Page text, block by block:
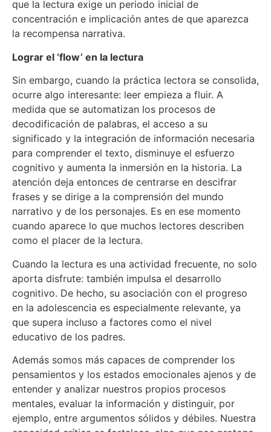
que la lectura exige un periodo inicial de
concentración e implicación antes de que aparezca
la recompensa narrativa.
Lograr el ‘flow’ en la lectura
Sin embargo, cuando la práctica lectora se consolida,
ocurre algo interesante: leer empieza a fluir. A
medida que se automatizan los procesos de
decodificación de palabras, el acceso a su
significado y la integración de información necesaria
para comprender el texto, disminuye el esfuerzo
cognitivo y aumenta la inmersión en la historia. La
atención deja entonces de centrarse en descifrar
frases y se dirige a la comprensión del mundo
narrativo y de los personajes. Es en ese momento
cuando aparece lo que muchos lectores describen
como el placer de la lectura.
Cuando la lectura es una actividad frecuente, no solo
aporta disfrute: también impulsa el desarrollo
cognitivo. De hecho, su asociación con el progreso
en la adolescencia es especialmente relevante, ya
que supera incluso a factores como el nivel
educativo de los padres.
Además somos más capaces de comprender los
pensamientos y los estados emocionales ajenos y de
entender y analizar nuestros propios procesos
mentales, evaluar la información y distinguir, por
ejemplo, entre argumentos sólidos y débiles. Nuestra